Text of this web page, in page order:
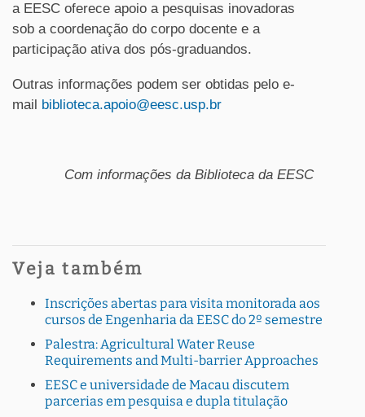
a EESC oferece apoio a pesquisas inovadoras
sob a coordenação do corpo docente e a
participação ativa dos pós-graduandos.
Outras informações podem ser obtidas pelo e-
mail biblioteca.apoio@eesc.usp.br
Com informações da Biblioteca da EESC
Veja também
Inscrições abertas para visita monitorada aos
cursos de Engenharia da EESC do 2º semestre
Palestra: Agricultural Water Reuse
Requirements and Multi-barrier Approaches
EESC e universidade de Macau discutem
parcerias em pesquisa e dupla titulação